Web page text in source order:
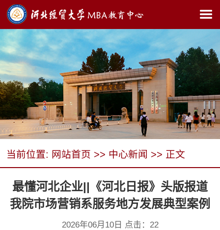
当前位置: 网站首页 >> 中心新闻 >> 正文
最懂河北企业||《河北日报》头版报道
我院市场营销系服务地方发展典型案例
2026年06月10日 点击： 22